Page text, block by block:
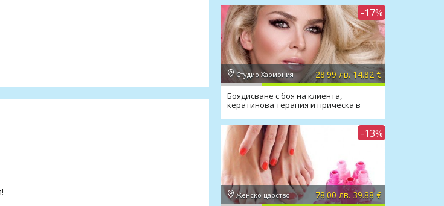
-17%
Студио Хармония 28.99 лв. 14.82 €
Боядисване с боя на клиента,
кератинова терапия и прическа в
-13%
Женско царство. 78.00 лв. 39.88 €